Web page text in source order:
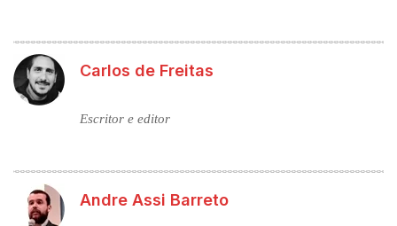
Carlos de Freitas
Escritor e editor
Andre Assi Barreto